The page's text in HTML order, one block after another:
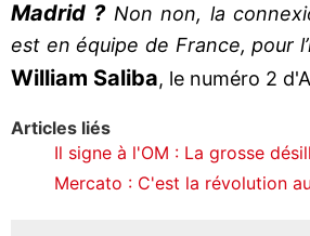
Madrid ? Non non, la
est en équipe de France, pour
William Saliba, le numéro 2
Articles liés
Il signe à l'OM : La grosse
Mercato : C'est la révolution